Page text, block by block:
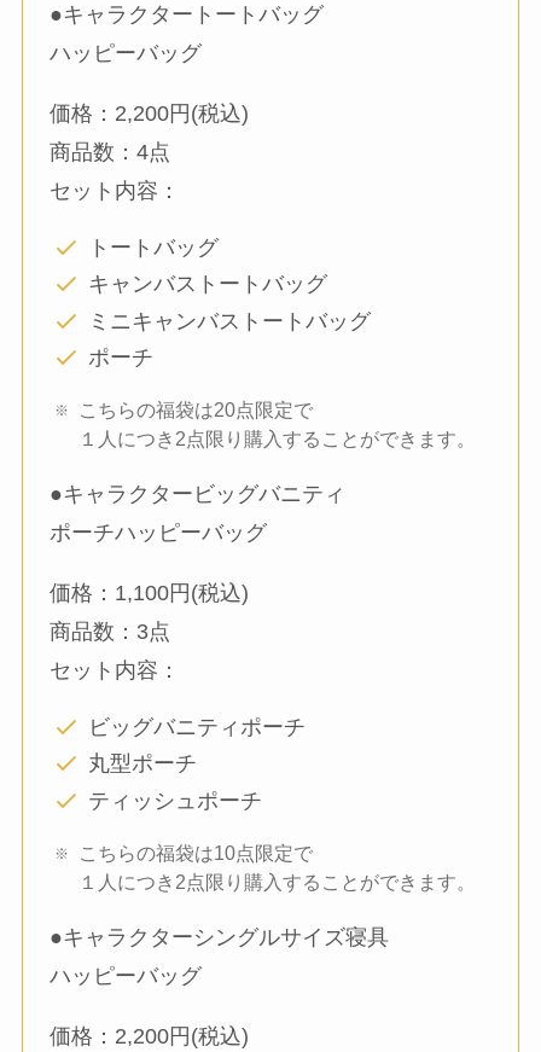
●キャラクタートートバッグ
ハッピーバッグ
価格：2,200円(税込)
商品数：4点
セット内容：
トートバッグ
キャンバストートバッグ
ミニキャンバストートバッグ
ポーチ
こちらの福袋は20点限定で
１人につき2点限り購入することができます。
●キャラクタービッグバニティ
ポーチハッピーバッグ
価格：1,100円(税込)
商品数：3点
セット内容：
ビッグバニティポーチ
丸型ポーチ
ティッシュポーチ
こちらの福袋は10点限定で
１人につき2点限り購入することができます。
●キャラクターシングルサイズ寝具
ハッピーバッグ
価格：2,200円(税込)